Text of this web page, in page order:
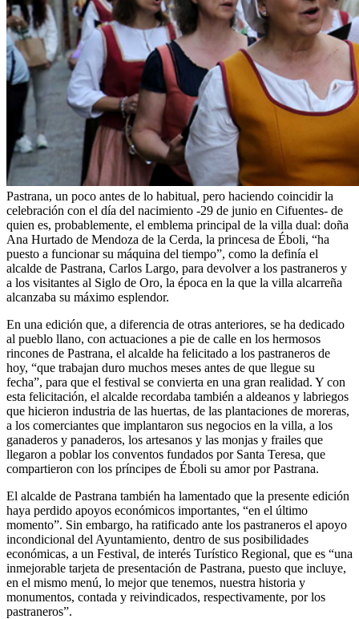
Pastrana, un poco antes de lo habitual, pero haciendo coincidir la
celebración con el día del nacimiento -29 de junio en Cifuentes- de
quien es, probablemente, el emblema principal de la villa dual: doña
Ana Hurtado de Mendoza de la Cerda, la princesa de Éboli, “ha
puesto a funcionar su máquina del tiempo”, como la definía el
alcalde de Pastrana, Carlos Largo, para devolver a los pastraneros y
a los visitantes al Siglo de Oro, la época en la que la villa alcarreña
alcanzaba su máximo esplendor.
En una edición que, a diferencia de otras anteriores, se ha dedicado
al pueblo llano, con actuaciones a pie de calle en los hermosos
rincones de Pastrana, el alcalde ha felicitado a los pastraneros de
hoy, “que trabajan duro muchos meses antes de que llegue su
fecha”, para que el festival se convierta en una gran realidad. Y con
esta felicitación, el alcalde recordaba también a aldeanos y labriegos
que hicieron industria de las huertas, de las plantaciones de moreras,
a los comerciantes que implantaron sus negocios en la villa, a los
ganaderos y panaderos, los artesanos y las monjas y frailes que
llegaron a poblar los conventos fundados por Santa Teresa, que
compartieron con los príncipes de Éboli su amor por Pastrana.
El alcalde de Pastrana también ha lamentado que la presente edición
haya perdido apoyos económicos importantes, “en el último
momento”. Sin embargo, ha ratificado ante los pastraneros el apoyo
incondicional del Ayuntamiento, dentro de sus posibilidades
económicas, a un Festival, de interés Turístico Regional, que es “una
inmejorable tarjeta de presentación de Pastrana, puesto que incluye,
en el mismo menú, lo mejor que tenemos, nuestra historia y
monumentos, contada y reivindicados, respectivamente, por los
pastraneros”.